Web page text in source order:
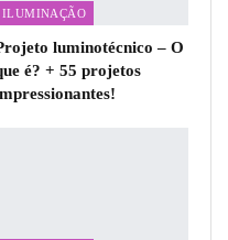
ILUMINAÇÃO
luminotécnico – O
é? + 55 projetos